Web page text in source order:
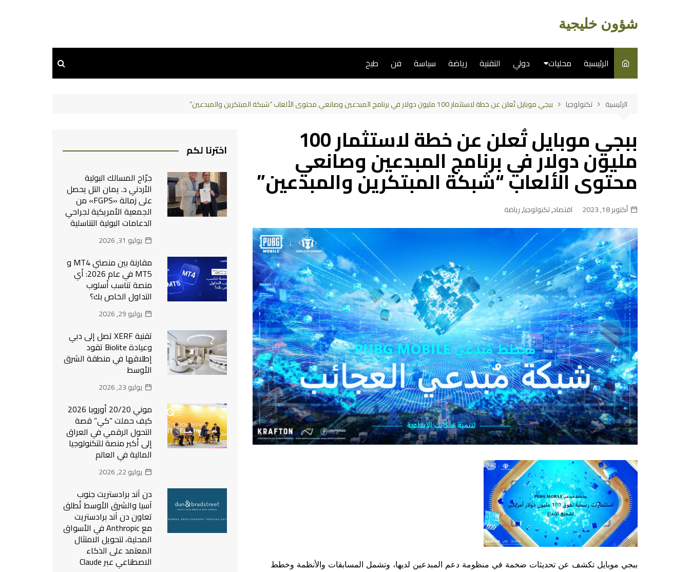
شؤون خليجية
الرئيسية محليات
طبخ
دولي التقنية رياضة سياسة فن طبخ
الرئيسية تكنولوجيا ببجي موبايل تُعلن عن خطة لاستثمار 100 مليون دولار في برنامج المبدعين وصانعي محتوى الألعاب “شبكة المبتكرين والمبدعين”
ببجي موبايل تُعلن عن خطة لاستثمار 100
مليون دولار في برنامج المبدعين وصانعي
محتوى الألعاب “شبكة المبتكرين والمبدعين”
أكتوبر 18, 2023 اقتصاد,تكنولوجيا,رياضة
ببجي موبايل تكشف عن تحديثات ضخمة في منظومة دعم المبدعين لديها، وتشمل المسابقات والأنظمة وخطط
اخترنا لكم
جرّاح المسالك البولية
الأردني د. يمان التل يحصل
على زمالة «FGPS» من
الجمعية الأمريكية لجراحي
الدعامات البولية التناسلية
يوليو 31, 2026
مقارنة بين منصتي MT4 و
MT5 في عام 2026: أي
منصة تناسب أسلوب
التداول الخاص بك؟
يوليو 29, 2026
تقنية XERF تصل إلى دبي
وعيادة Biolite تقود
إطلاقها في منطقة الشرق
الأوسط
يوليو 23, 2026
موني 20/20 أوروبا 2026
كيف حملت “كي” قصة
التحول الرقمي في العراق
إلى أكبر منصة للتكنولوجيا
المالية في العالم
يوليو 22, 2026
دن آند برادستريت جنوب
آسيا والشرق الأوسط تُطلق
تعاون دن آند برادستريت
مع Anthropic في الأسواق
المحلية، لتحويل الامتثال
المعتمد على الذكاء
الاصطناعي عبر Claude